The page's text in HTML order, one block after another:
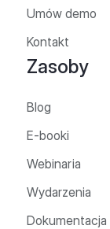
Umów demo
Kontakt
Zasoby
Blog
E-booki
Webinaria
Wydarzenia
Dokumentacja